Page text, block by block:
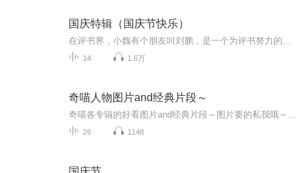
国庆特辑（国庆节快乐）
14 1.6万
奇喵人物图片and经典片段～
26 1148